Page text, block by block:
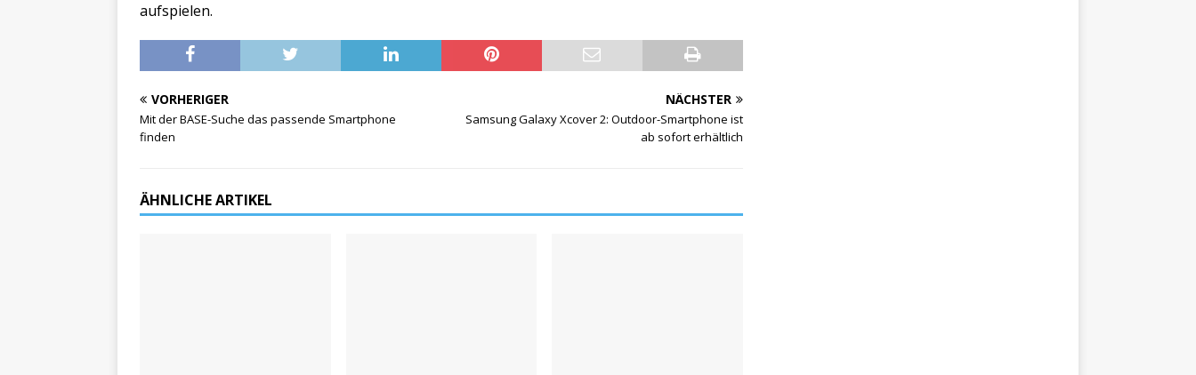
aufspielen.
VORHERIGER
Mit der BASE-Suche das passende Smartphone
finden
NÄCHSTER
Samsung Galaxy Xcover 2: Outdoor-Smartphone ist
ab sofort erhältlich
ÄHNLICHE ARTIKEL